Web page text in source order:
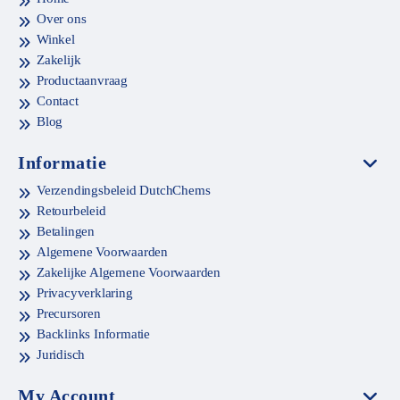
Over ons
Winkel
Zakelijk
Productaanvraag
Contact
Blog
Informatie
Verzendingsbeleid DutchChems
Retourbeleid
Betalingen
Algemene Voorwaarden
Zakelijke Algemene Voorwaarden
Privacyverklaring
Precursoren
Backlinks Informatie
Juridisch
My Account